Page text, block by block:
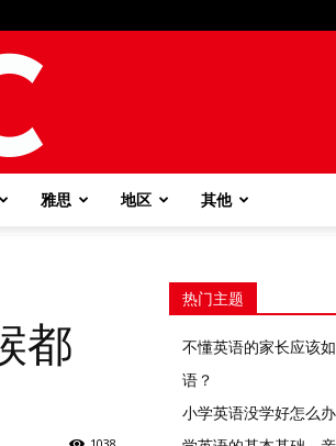
雅思 地区 其他
都
热门主题
不懂英语的家长应该
语？
小学英语没学好怎么